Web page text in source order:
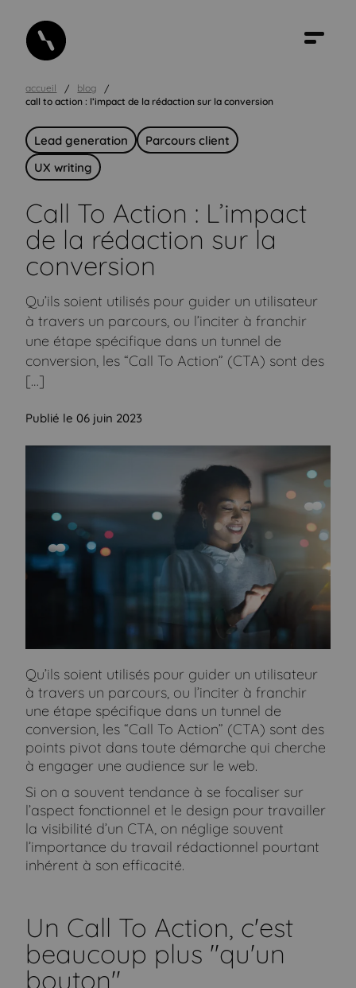
accueil
blog
call to action : l’impact de la rédaction sur la conversion
Lead generation
Parcours client
UX writing
Call To Action : L’impact
de la rédaction sur la
conversion
Qu’ils soient utilisés pour guider un utilisateur
à travers un parcours, ou l’inciter à franchir
une étape spécifique dans un tunnel de
conversion, les “Call To Action” (CTA) sont des
[…]
Publié le 06 juin 2023
Qu’ils soient utilisés pour guider un utilisateur
à travers un parcours, ou l’inciter à franchir
une étape spécifique dans un tunnel de
conversion, les “Call To Action” (CTA) sont des
points pivot dans toute démarche qui cherche
à engager une audience sur le web.
Si on a souvent tendance à se focaliser sur
l’aspect fonctionnel et le design pour travailler
la visibilité d’un CTA, on néglige souvent
l’importance du travail rédactionnel pourtant
inhérent à son efficacité.
Un Call To Action, c'est
beaucoup plus "qu'un
bouton"